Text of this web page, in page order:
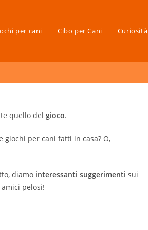
per cani Cibo per Cani Curiosità
quello del gioco.
per cani fatti in casa? O,
diamo interessanti suggerimenti sui
pelosi!